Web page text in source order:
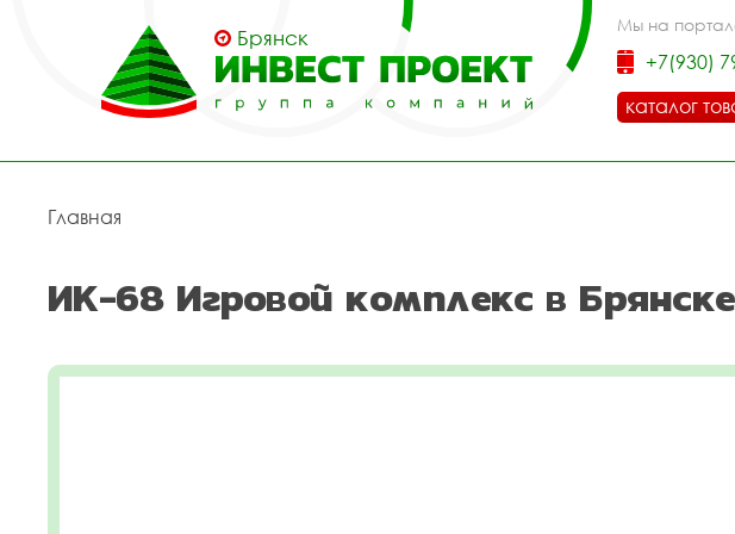
Брянск
Мы на
+7(930)
каталог
Главная
ИК-68 Игровой комплекс в Брянске